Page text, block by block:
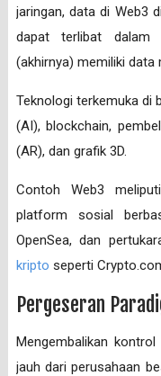
jaringan, data di Web3
dapat terlibat dalam
(akhirnya) memiliki data
Teknologi terkemuka di
(AI), blockchain,
(AR), dan grafik 3D.
Contoh Web3
platform sosial
OpenSea, dan
kripto seperti
Pergeseran
Mengembalikan
jauh dari perusahaan